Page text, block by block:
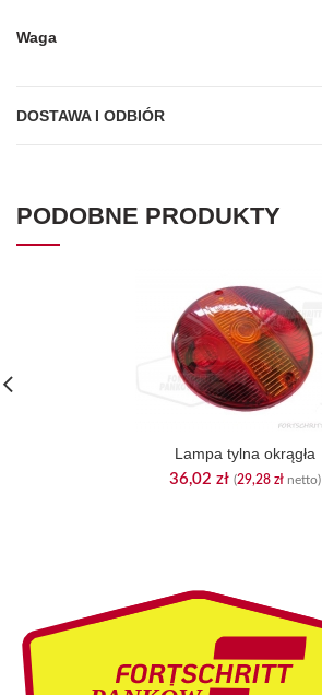
Waga
DOSTAWA I ODBIÓR
PODOBNE PRODUKTY
Lampa tylna okrągła
36,02 zł (29,28 złnetto)